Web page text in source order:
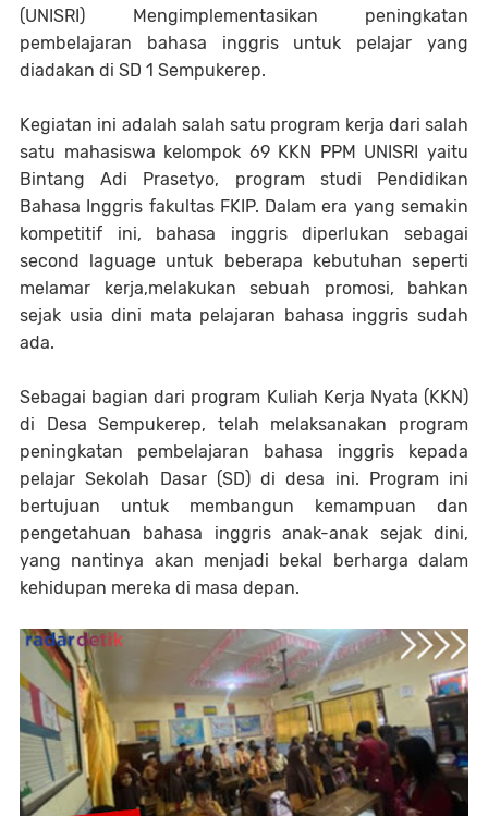
(UNISRI) Mengimplementasikan peningkatan
pembelajaran bahasa inggris untuk pelajar yang
diadakan di SD 1 Sempukerep.
Kegiatan ini adalah salah satu program kerja dari salah
satu mahasiswa kelompok 69 KKN PPM UNISRI yaitu
Bintang Adi Prasetyo, program studi Pendidikan
Bahasa Inggris fakultas FKIP. Dalam era yang semakin
kompetitif ini, bahasa inggris diperlukan sebagai
second laguage untuk beberapa kebutuhan seperti
melamar kerja,melakukan sebuah promosi, bahkan
sejak usia dini mata pelajaran bahasa inggris sudah
ada.
Sebagai bagian dari program Kuliah Kerja Nyata (KKN)
di Desa Sempukerep, telah melaksanakan program
peningkatan pembelajaran bahasa inggris kepada
pelajar Sekolah Dasar (SD) di desa ini. Program ini
bertujuan untuk membangun kemampuan dan
pengetahuan bahasa inggris anak-anak sejak dini,
yang nantinya akan menjadi bekal berharga dalam
kehidupan mereka di masa depan.